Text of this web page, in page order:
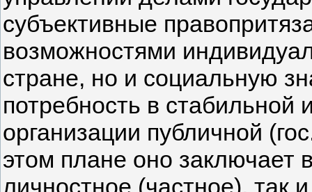
субъективные
возможностями
стране, но и социальную
потребность в
организации публичной
этом плане оно заключает
личностное (частное), так